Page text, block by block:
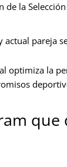
de la
actual pareja
optimiza la